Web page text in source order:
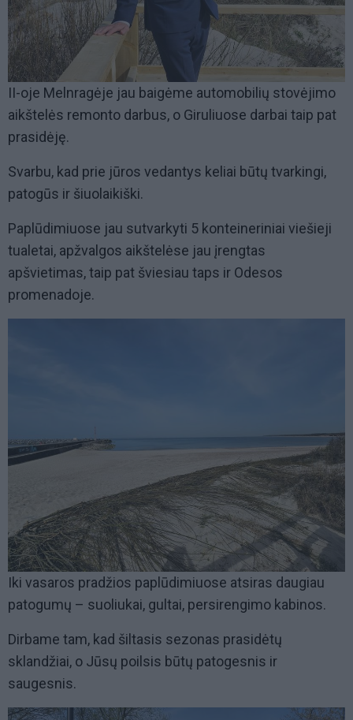
II-oje Melnragėje jau baigėme automobilių stovėjimo
aikštelės remonto darbus, o Giruliuose darbai taip pat
prasidėję.
Svarbu, kad prie jūros vedantys keliai būtų tvarkingi,
patogūs ir šiuolaikiški.
Paplūdimiuose jau sutvarkyti 5 konteineriniai viešieji
tualetai, apžvalgos aikštelėse jau įrengtas
apšvietimas, taip pat šviesiau taps ir Odesos
promenadoje.
Iki vasaros pradžios paplūdimiuose atsiras daugiau
patogumų – suoliukai, gultai, persirengimo kabinos.
Dirbame tam, kad šiltasis sezonas prasidėtų
sklandžiai, o Jūsų poilsis būtų patogesnis ir
saugesnis.